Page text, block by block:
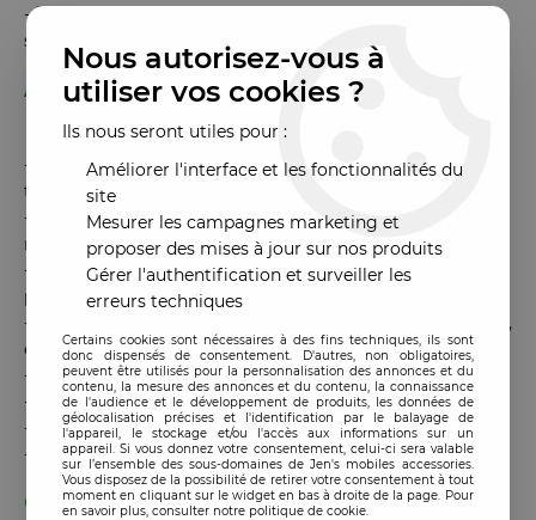
-Recommandé
et micro-
soudure
Avantages :
- Chauffe uniformeréduisant les risques de dommages
thermiques
-
Contrôle précisde la température pour une sécurité
maximale
-
Moule spécifiqueiPhone 17 / 17 Pro Max pour un
positionnement parfait
-
(CPU, NAND, PMIC,
etc.)
-
Réduction des risques de déformation ou fissuredu PCB
-
Démontageplus rapide et sans effort excessif
-
Conceptionrobuste adaptée aux ateliers professionnels
-
Améliorela productivité et la fiabilité des interventions
Caractéristiques principales :
Nous autorisez-vous à
utiliser vos cookies ?
Ils nous seront utiles pour :
Améliorer l'interface et les fonctionnalités du
site
Mesurer les campagnes marketing et
proposer des mises à jour sur nos produits
Gérer l'authentification et surveiller les
erreurs techniques
Certains cookies sont nécessaires à des fins techniques, ils sont
donc dispensés de consentement. D'autres, non obligatoires,
peuvent être utilisés pour la personnalisation des annonces et du
contenu, la mesure des annonces et du contenu, la connaissance
de l'audience et le développement de produits, les données de
géolocalisation précises et l'identification par le balayage de
l'appareil, le stockage et/ou l'accès aux informations sur un
appareil. Si vous donnez votre consentement, celui-ci sera valable
sur l’ensemble des sous-domaines de Jen's mobiles accessories.
Vous disposez de la possibilité de retirer votre consentement à tout
moment en cliquant sur le widget en bas à droite de la page. Pour
en savoir plus, consulter notre politique de cookie.